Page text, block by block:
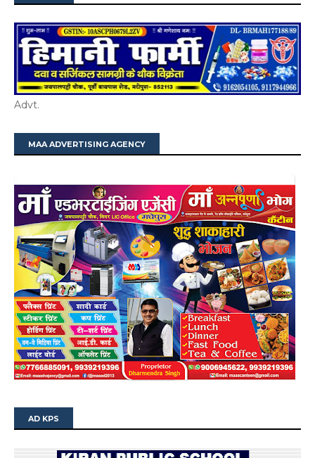
Advt.
MAA ADVERTISING AGENCY
AD KPS